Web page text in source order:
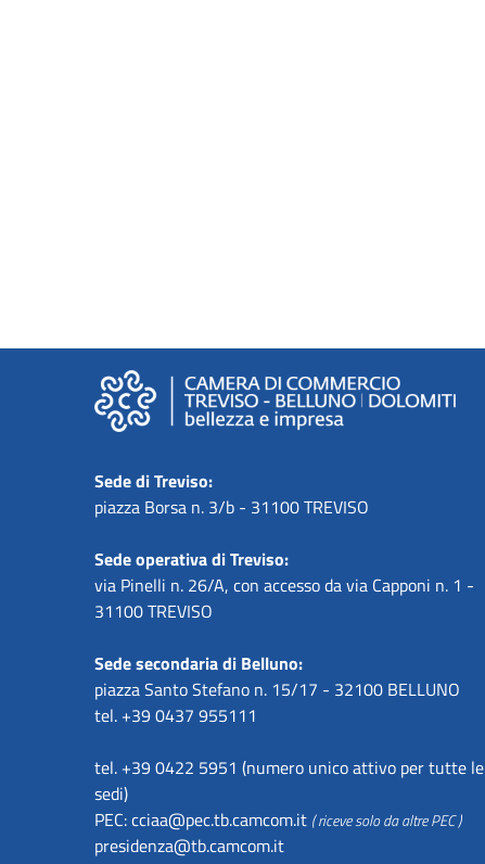
Sede di Treviso:
piazza Borsa n. 3/b - 31100 TREVISO
Sede operativa di Treviso:
via Pinelli n. 26/A, con accesso da via Capponi n. 1 -
31100 TREVISO
Sede secondaria di Belluno:
piazza Santo Stefano n. 15/17 - 32100 BELLUNO
tel. +39 0437 955111
tel. +39 0422 5951 (numero unico attivo per tutte le
sedi)
PEC:cciaa@pec.tb.camcom.it ( riceve solo da altre PEC )
presidenza@tb.camcom.it